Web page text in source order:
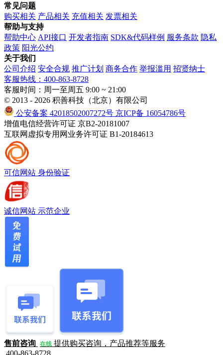
常见问题
购买相关 产品相关 充值相关 发票相关
帮助与支持
帮助中心 API接口 开发者指南 SDK&代码样例 服务条款 隐私
政策 阳光公约
关于我们
公司介绍 安全合规 推广计划 商务合作 举报滥用 招贤纳士
客服热线：400-863-8728
客服时间：周一至周五 9:00 ~ 21:00
© 2013 - 2026 积善科技（北京）有限公司
公安备案 42018502007272号 京ICP备 16054786号
增值电信经营许可证 京B2-20181007
互联网虚拟专用网业务许可证 B1-20184613
可信网站 身份验证
诚信网站 示范企业
售前咨询 在线 提供购买咨询，产品推荐等服务
400-863-8728